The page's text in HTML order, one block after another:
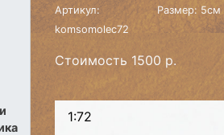
Артикул:
komsomolec72
Размер: 5см
Стоимость 1500 р.
1:72